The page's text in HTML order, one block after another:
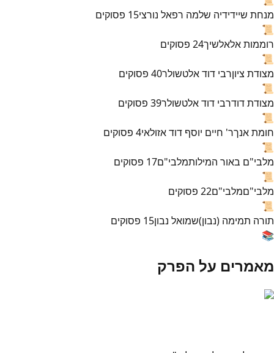
מנחת שיידידיה שלמה רפאל נורצי15 פסוקים
📜
רוממות אלאלשיך24 פסוקים
📜
מצודת ציוןרבי דוד אלטשולר40 פסוקים
📜
מצודת דודרבי דוד אלטשולר39 פסוקים
📜
חומת אנךר' חיים יוסף דוד אזולאי4 פסוקים
📜
מלבי"ם באור המילותמלבי"ם17 פסוקים
📜
מלבי"םמלבי"ם22 פסוקים
📜
תורה תמימה (נבון)שמואל נבון15 פסוקים
📚
מאמרים על הפרק